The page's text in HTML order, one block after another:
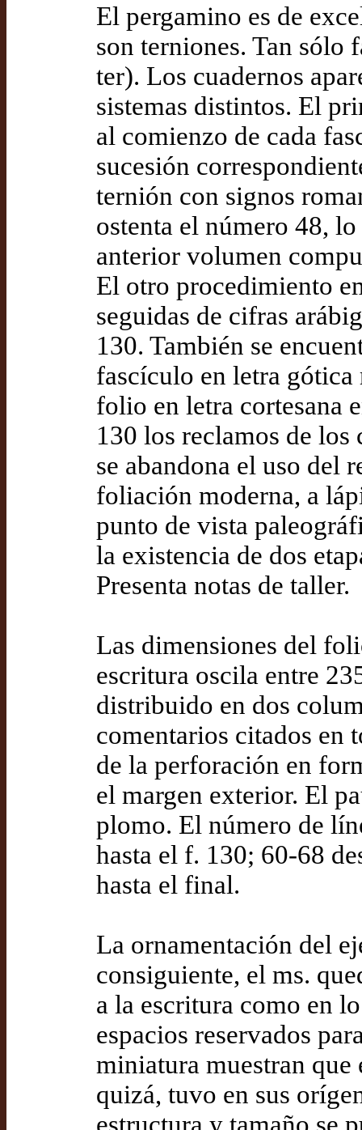
El pergamino es de
son terniones. Tan
ter). Los cuadernos
sistemas distintos. El
al comienzo de cada
sucesión
ternión con signos
ostenta el número 48,
anterior volumen
El otro procedimiento
seguidas de cifras
130. También se
fascículo en letra
folio en letra cortesana
130 los reclamos de
se abandona el uso del
foliación moderna, a
punto de vista
la existencia de dos
Presenta notas de taller.
Las dimensiones del
escritura oscila entre
distribuido en dos
comentarios citados en
de la perforación en
el margen exterior. El
plomo. El número de
hasta el f. 130; 60-68
hasta el final.
La ornamentación del
consiguiente, el ms.
a la escritura como en
espacios reservados
miniatura muestran
quizá, tuvo en sus